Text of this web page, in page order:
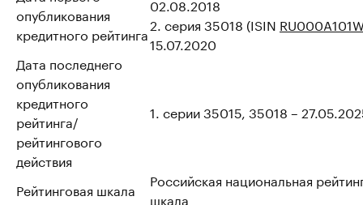
опубликования
кредитного рейтинга
02.08.2018
2. серия 35018 (ISIN
15.07.2020
Дата последнего
опубликования
кредитного
рейтинга/
рейтингового
действия
1. серии 35015, 35018 –
Рейтинговая шкала
Российская национальная
шкала